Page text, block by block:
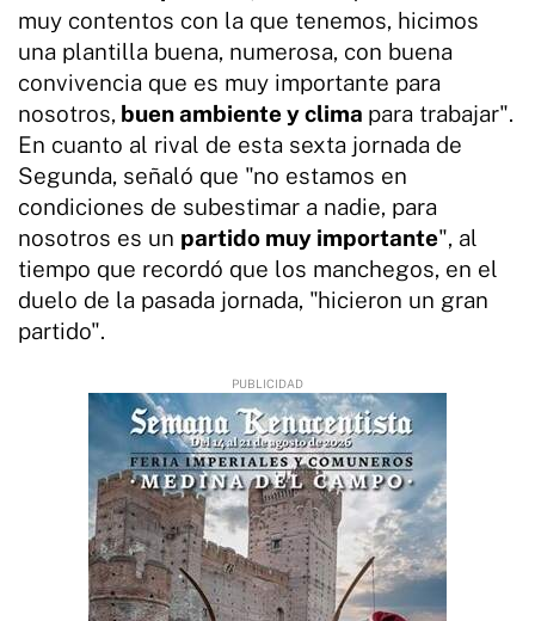
muy contentos con la que tenemos, hicimos
una plantilla buena, numerosa, con buena
convivencia que es muy importante para
nosotros, buen ambiente y clima para trabajar".
En cuanto al rival de esta sexta jornada de
Segunda, señaló que "no estamos en
condiciones de subestimar a nadie, para
nosotros es un partido muy importante", al
tiempo que recordó que los manchegos, en el
duelo de la pasada jornada, "hicieron un gran
partido".